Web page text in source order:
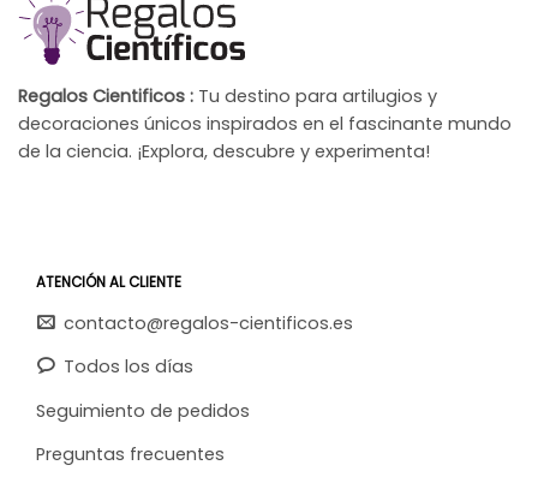
Regalos Cientificos : Tu destino para artilugios y
decoraciones únicos inspirados en el fascinante mundo
de la ciencia. ¡Explora, descubre y experimenta!
ATENCIÓN AL CLIENTE
contacto@regalos-cientificos.es
Todos los días
Seguimiento de pedidos
Preguntas frecuentes